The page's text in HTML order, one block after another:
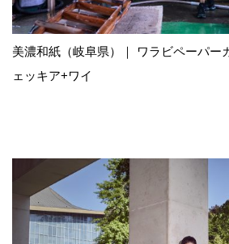
美濃和紙（岐阜県）｜ ワラビペーパー
ェッキア+ワイ